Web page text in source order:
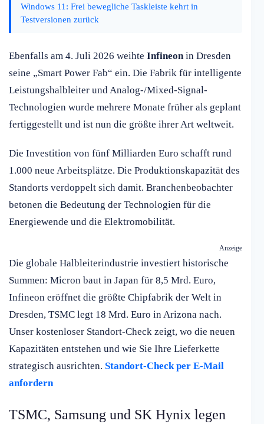
Windows 11: Frei bewegliche Taskleiste kehrt in
Testversionen zurück
Ebenfalls am 4. Juli 2026 weihte Infineonin Dresden
seine „Smart Power Fab“ ein. Die Fabrik für intelligente
Leistungshalbleiter und Analog-/Mixed-Signal-
Technologien wurde mehrere Monate früher als geplant
fertiggestellt und ist nun die größte ihrer Art weltweit.
Die Investition von fünf Milliarden Euro schafft rund
1.000 neue Arbeitsplätze. Die Produktionskapazität des
Standorts verdoppelt sich damit. Branchenbeobachter
betonen die Bedeutung der Technologien für die
Energiewende und die Elektromobilität.
Anzeige
Die globale Halbleiterindustrie investiert historische
Summen: Micron baut in Japan für 8,5 Mrd. Euro,
Infineon eröffnet die größte Chipfabrik der Welt in
Dresden, TSMC legt 18 Mrd. Euro in Arizona nach.
Unser kostenloser Standort-Check zeigt, wo die neuen
Kapazitäten entstehen und wie Sie Ihre Lieferkette
strategisch ausrichten. Standort-Check per E-Mail
anfordern
TSMC, Samsung und SK Hynix legen